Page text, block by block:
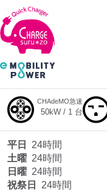
CHAdeMO急速
50kW / 1 台
平日
24時間
土曜 24時間
日曜 24時間
祝祭日
24時間